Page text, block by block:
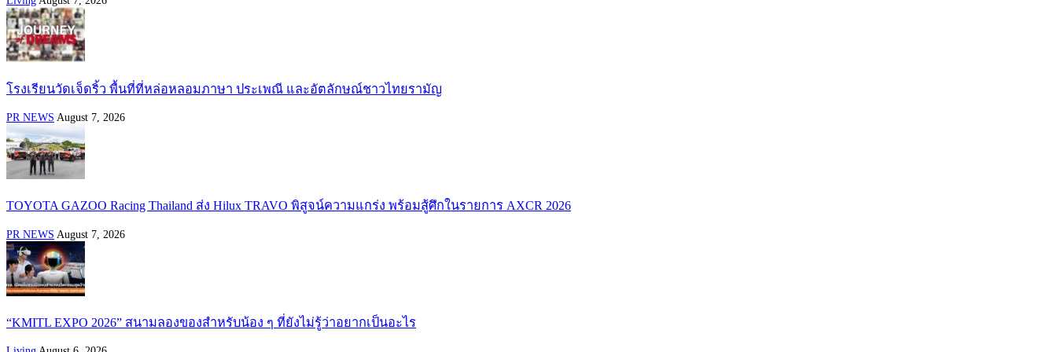
โรงเรียนวัดเจ็ดริ้ว พื้นที่ที่หล่อหลอมภาษา ประเพณี และอัตลักษณ์ชาวไทยรามัญ
PR NEWS August 7, 2026
TOYOTA GAZOO Racing Thailand ส่ง Hilux TRAVO พิสูจน์ความแกร่ง พร้อมสู้ศึกในรายการ AXCR 2026
PR NEWS August 7, 2026
“KMITL EXPO 2026” สนามลองของสำหรับน้อง ๆ ที่ยังไม่รู้ว่าอยากเป็นอะไร